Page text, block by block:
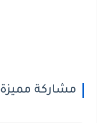
مشاركة مميزة